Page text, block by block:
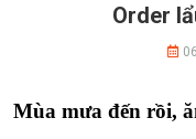
Order
Mùa mưa đến rồi,